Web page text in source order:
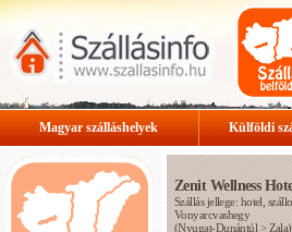
Magyar szálláshelyek Külföldi
Zenit Wellness
Szállás jellege: hotel,
Vonyarcvashegy
(Nyugat-Dunántúl > Zala)